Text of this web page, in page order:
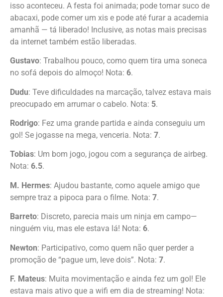
isso aconteceu. A festa foi animada; pode tomar suco de
abacaxi, pode comer um xis e pode até furar a academia
amanhã — tá liberado! Inclusive, as notas mais precisas
da internet também estão liberadas.
Gustavo: Trabalhou pouco, como quem tira uma soneca
no sofá depois do almoço! Nota: 6.
Dudu: Teve dificuldades na marcação, talvez estava mais
preocupado em arrumar o cabelo. Nota: 5.
Rodrigo: Fez uma grande partida e ainda conseguiu um
gol! Se jogasse na mega, venceria. Nota: 7.
Tobias: Um bom jogo, jogou com a segurança de airbeg.
Nota: 6.5.
M. Hermes: Ajudou bastante, como aquele amigo que
sempre traz a pipoca para o filme. Nota: 7.
Barreto: Discreto, parecia mais um ninja em campo—
ninguém viu, mas ele estava lá! Nota: 6.
Newton: Participativo, como quem não quer perder a
promoção de “pague um, leve dois”. Nota: 7.
F. Mateus: Muita movimentação e ainda fez um gol! Ele
estava mais ativo que a wifi em dia de streaming! Nota: